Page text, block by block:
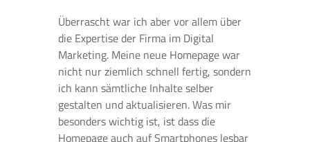
Überrascht war ich aber vor allem über
die Expertise der Firma im Digital
Marketing. Meine neue Homepage war
nicht nur ziemlich schnell fertig, sondern
ich kann sämtliche Inhalte selber
gestalten und aktualisieren. Was mir
besonders wichtig ist, ist dass die
Homepage auch auf Smartphones lesbar